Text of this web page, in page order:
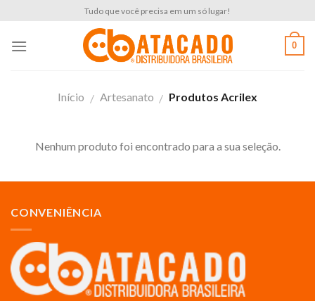
content
Tudo que você precisa em um só lugar!
0
Início / Artesanato / Produtos Acrilex
Nenhum produto foi encontrado para a sua seleção.
CONVENIÊNCIA